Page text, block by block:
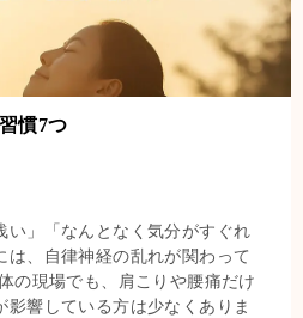
慣7つ
い」「なんとなく気分がすぐれ
は、自律神経の乱れが関わって
の現場でも、肩こりや腰痛だけ
影響している方は少なくありま